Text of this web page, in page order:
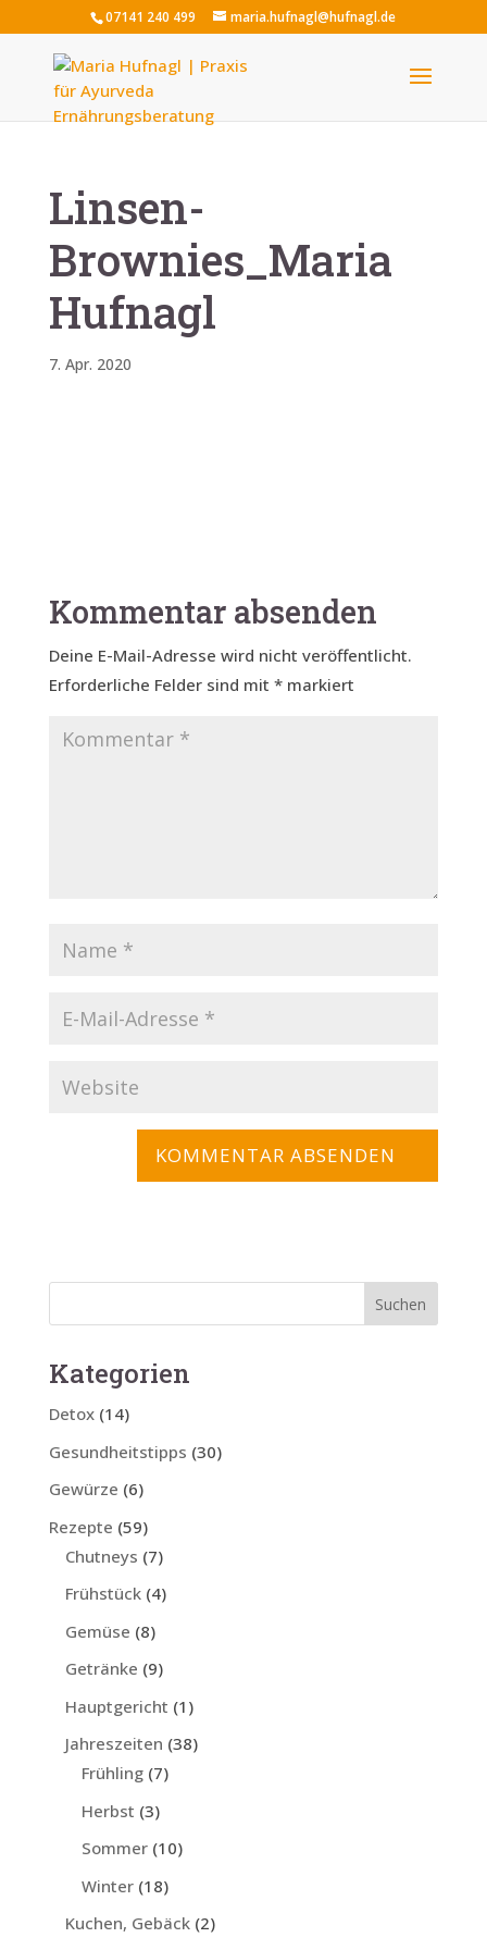
07141 240 499 maria.hufnagl@hufnagl.de
Linsen-
Brownies_Maria
Hufnagl
7. Apr. 2020
Kommentar absenden
Deine E-Mail-Adresse wird nicht veröffentlicht.
Erforderliche Felder sind mit *markiert
Kategorien
Detox(14)
Gesundheitstipps (30)
Gewürze (6)
Rezepte (59)
Chutneys (7)
Frühstück(4)
Gemüse (8)
Getränke (9)
Hauptgericht (1)
Jahreszeiten (38)
Frühling(7)
Herbst (3)
Sommer(10)
Winter(18)
Kuchen, Gebäck(2)